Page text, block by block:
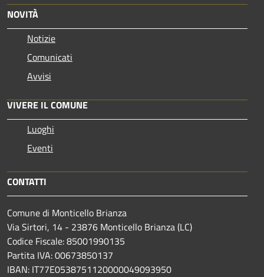
NOVITÀ
Notizie
Comunicati
Avvisi
VIVERE IL COMUNE
Luoghi
Eventi
CONTATTI
Comune di Monticello Brianza
Via Sirtori, 14 - 23876 Monticello Brianza (LC)
Codice Fiscale: 85001990135
Partita IVA: 00673850137
IBAN: IT77E0538751120000049093950